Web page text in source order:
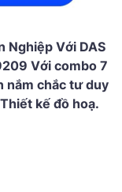
Nghiệp Với DAS
Với combo 7
nắm chắc tư duy
kế đồ hoạ.